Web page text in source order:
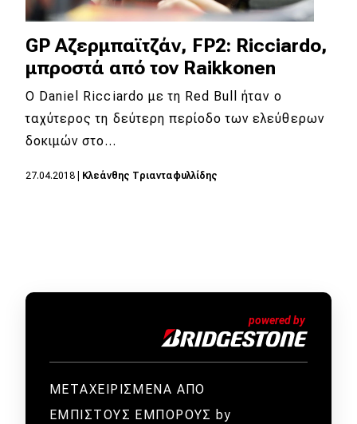
Classic
Νέα
Παρουσιάσεις
Χρηστικά
Συμβουλές
GP Αζερμπαϊτζάν, FP2: Ricciardo,
μπροστά από τον Raikkonen
O Daniel Ricciardo με τη Red Bull ήταν ο
ταχύτερος τη δεύτερη περίοδο των ελεύθερων
δοκιμών στο…
27.04.2018 Κλεάνθης Τριανταφυλλίδης
ΜΕΤΑΧΕΙΡΙΣΜΕΝΑ ΑΠΟ
ΕΜΠΙΣΤΟΥΣ ΕΜΠΟΡΟΥΣ by